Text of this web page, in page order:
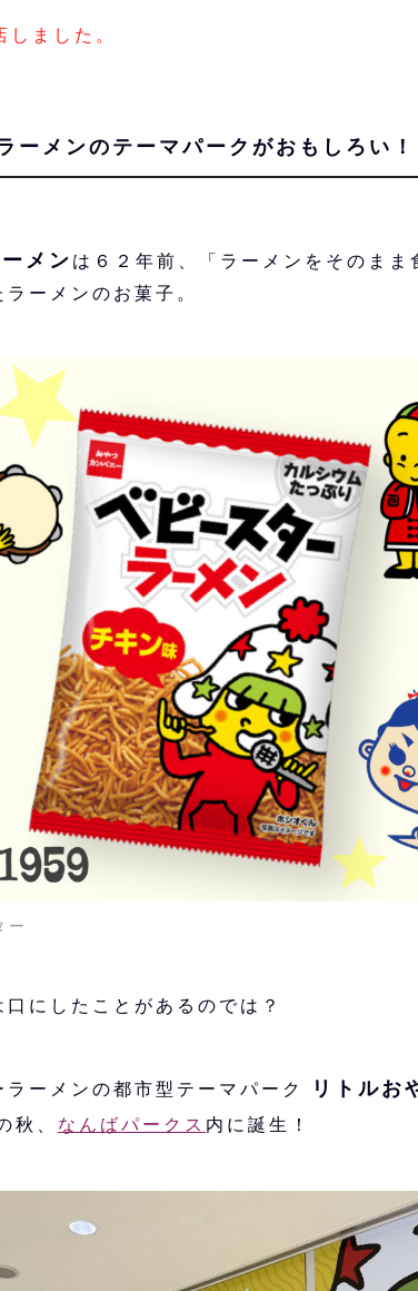
ました。
ーメンのテーマパークがおもしろい！
メン は６２年前、「ラーメンをそのまま
ーメンのお菓子。
ー
にしたことがあるのでは？
ラーメンの都市型テーマパーク
リトルお
秋、 なんばパークス 内に誕生！